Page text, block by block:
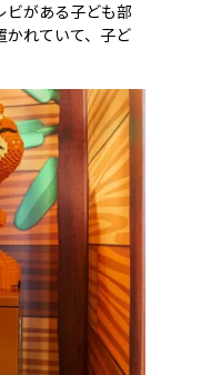
ビがある子ども部
かれていて、子ど